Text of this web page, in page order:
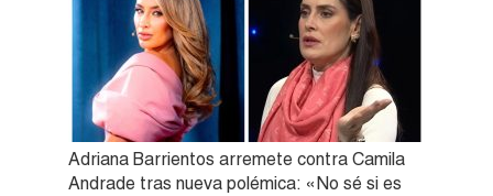
Adriana Barrientos arremete contra Camila
Andrade tras nueva polémica: «No sé si es